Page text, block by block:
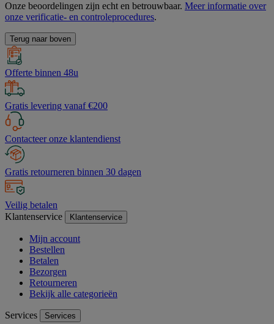
Onze beoordelingen zijn echt en betrouwbaar. Meer informatie over
onze verificatie- en controleprocedures.
Terug naar boven
Offerte binnen 48u
Gratis levering vanaf €200
Contacteer onze klantendienst
Gratis retourneren binnen 30 dagen
Veilig betalen
Klantenservice
Klantenservice
Mijn account
Bestellen
Betalen
Bezorgen
Retourneren
Bekijk alle categorieën
Services Services